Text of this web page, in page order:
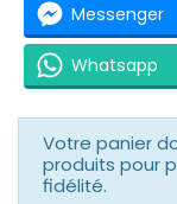
Messenger
Whatsapp
Votre panier
produits pour
fidélité.